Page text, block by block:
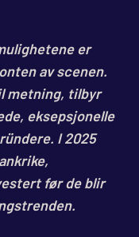
er
av scenen.
metning, tilbyr
eksepsjonelle
I 2025
før de blir